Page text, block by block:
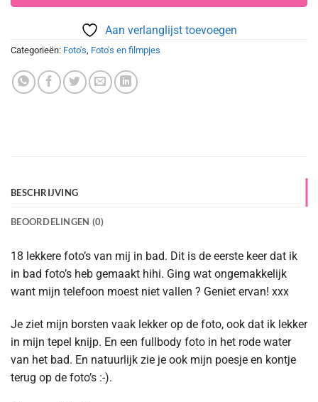
Aan verlanglijst toevoegen
Categorieën: Foto's, Foto's en filmpjes
BESCHRIJVING
BEOORDELINGEN (0)
18 lekkere foto’s van mij in bad. Dit is de eerste keer dat ik
in bad foto’s heb gemaakt hihi. Ging wat ongemakkelijk
want mijn telefoon moest niet vallen ? Geniet ervan! xxx
Je ziet mijn borsten vaak lekker op de foto, ook dat ik lekker
in mijn tepel knijp. En een fullbody foto in het rode water
van het bad. En natuurlijk zie je ook mijn poesje en kontje
terug op de foto’s :-).